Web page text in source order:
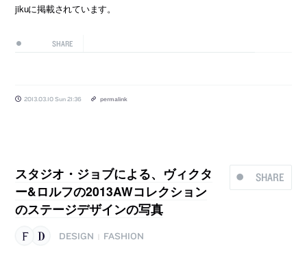
jikuに掲載されています。
SHARE
2013.03.10 Sun 21:36 permalink
SHARE
スタジオ・ジョブによる、ヴィクタ
ー&ロルフの2013AWコレクション
のステージデザインの写真
DESIGN FASHION